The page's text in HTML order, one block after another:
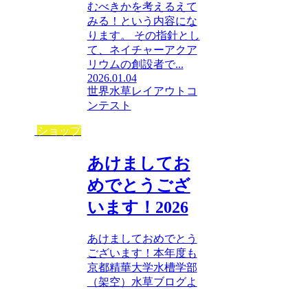
むべきかを考えるえて
みる！という内容にな
ります。 その指針とし
て、ネイチャーアクア
リウムの創設者で...
2026.01.04
世界水草レイアウトコ
ンテスト
ショップ
あけましてお
めでとうござ
います！2026
あけましておめでとう
ございます！本年度も
京都精華大学水槽学部
（架空）水草ブログよ